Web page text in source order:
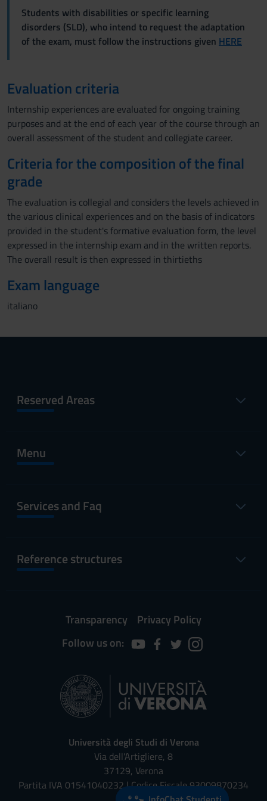
Students with disabilities or specific learning
disorders (SLD), who intend to request the adaptation
of the exam, must follow the instructions given HERE
Evaluation criteria
Internship experiences are evaluated for ongoing training
purposes and at the end of each year of the course through an
overall assessment of the student and collegiate career.
Criteria for the composition of the final
grade
The evaluation is collegial and considers the levels achieved in
the various clinical experiences and on the basis of indicators
provided in the student's formative evaluation form, the level
expressed in the internship exam and in the written reports.
The overall result is then expressed in thirtieths
Exam language
italiano
Reserved Areas
Menu
Services and Faq
Reference structures
Transparency
Privacy Policy
Follow us on:
Università degli Studi di Verona
Via dell'Artigliere, 8
37129, Verona
Partita IVA 01541040232 | Codice Fiscale 93009870234